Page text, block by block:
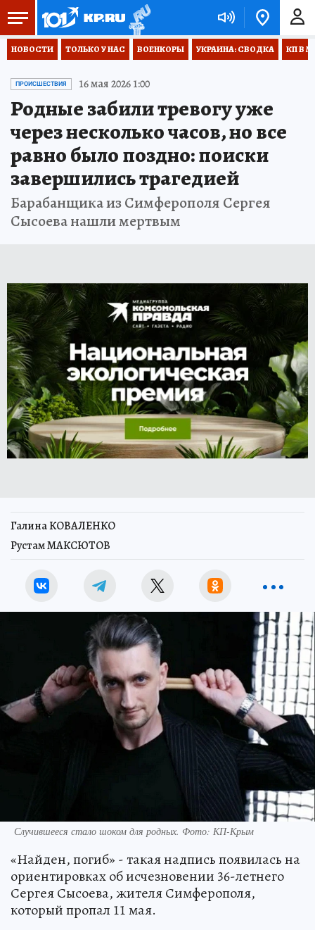
НОВОСТИ ТОЛЬКО У НАС ВОЕНКОРЫ УКРАИНА: СВОДКА КП В
ПРОИСШЕСТВИЯ 16 мая 2026 1:00
Родные забили тревогу уже
через несколько часов, но все
равно было поздно: поиски
завершились трагедией
Барабанщика из Симферополя Сергея
Сысоева нашли мертвым
Галина КОВАЛЕНКО
Рустам МАКСЮТОВ
Случившееся стало шоком для родных. Фото: КП-Крым
«Найден, погиб» - такая надпись появилась на
ориентировках об исчезновении 36-летнего
Сергея Сысоева, жителя Симферополя,
который пропал 11 мая.